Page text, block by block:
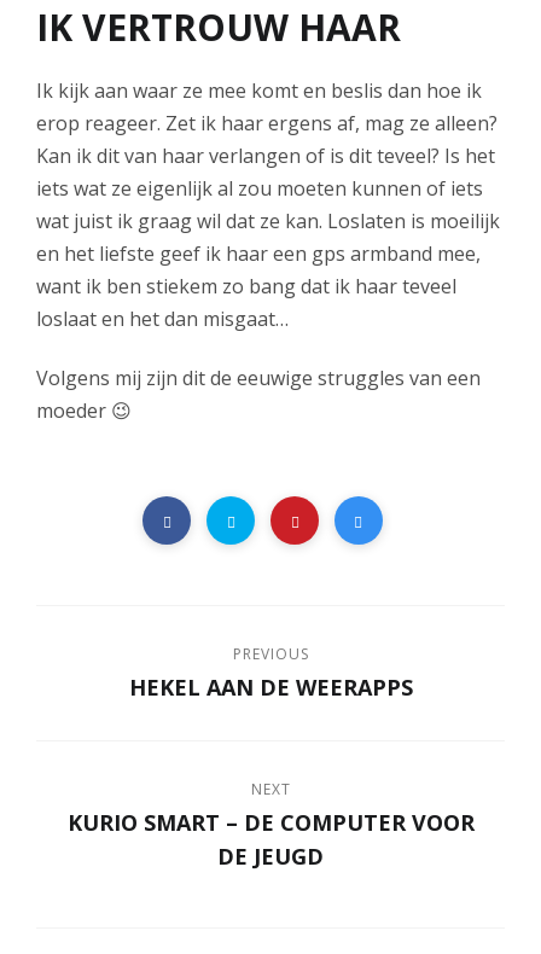
IK VERTROUW HAAR
Ik kijk aan waar ze mee komt en beslis dan hoe ik
erop reageer. Zet ik haar ergens af, mag ze alleen?
Kan ik dit van haar verlangen of is dit teveel? Is het
iets wat ze eigenlijk al zou moeten kunnen of iets
wat juist ik graag wil dat ze kan. Loslaten is moeilijk
en het liefste geef ik haar een gps armband mee,
want ik ben stiekem zo bang dat ik haar teveel
loslaat en het dan misgaat…
Volgens mij zijn dit de eeuwige struggles van een
moeder 😉
PREVIOUS
HEKEL AAN DE WEERAPPS
NEXT
KURIO SMART – DE COMPUTER VOOR
DE JEUGD